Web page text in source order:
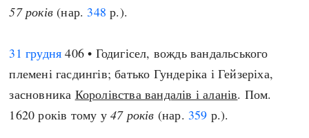
57 років (нар. 348 р.).
31 грудня 406 • Годигісел, вождь вандальського
племені гасдингів; батько Гундеріка і Гейзеріха,
засновника Королівства вандалів і аланів. Пом.
1620 років тому у47 років (нар. 359 р.).